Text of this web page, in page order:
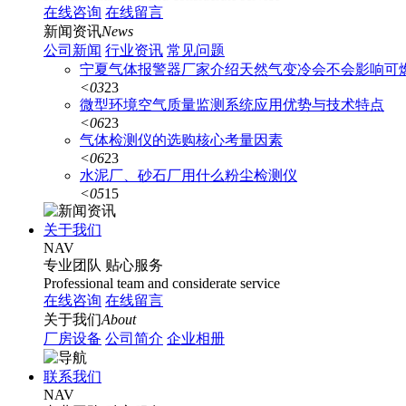
在线咨询 在线留言
新闻资讯News
公司新闻 行业资讯 常见问题
宁夏气体报警器厂家介绍天然气变冷会不会影响可
<0323
微型环境空气质量监测系统应用优势与技术特点
<0623
气体检测仪的选购核心考量因素
<0623
水泥厂、砂石厂用什么粉尘检测仪
<0515
关于我们
NAV
专业团队 贴心服务
Professional team and considerate service
在线咨询 在线留言
关于我们About
厂房设备 公司简介 企业相册
联系我们
NAV